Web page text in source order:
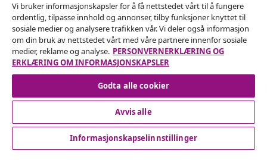
vidaXL
Oppdag mer
© 2008-2026 vidaXL www.vidaxl.no er et nettsted av vidaXL
Vi bruker informasjonskapsler for å få nettstedet vårt til å fungere
ordentlig, tilpasse innhold og annonser, tilby funksjoner knyttet til
sosiale medier og analysere trafikken vår. Vi deler også informasjon
om din bruk av nettstedet vårt med våre partnere innenfor sosiale
medier, reklame og analyse. PERSONVERNERKLÆRING OG
ERKLÆRING OM INFORMASJONSKAPSLER
Godta alle cookier
Avvis alle
Informasjonskapselinnstillinger